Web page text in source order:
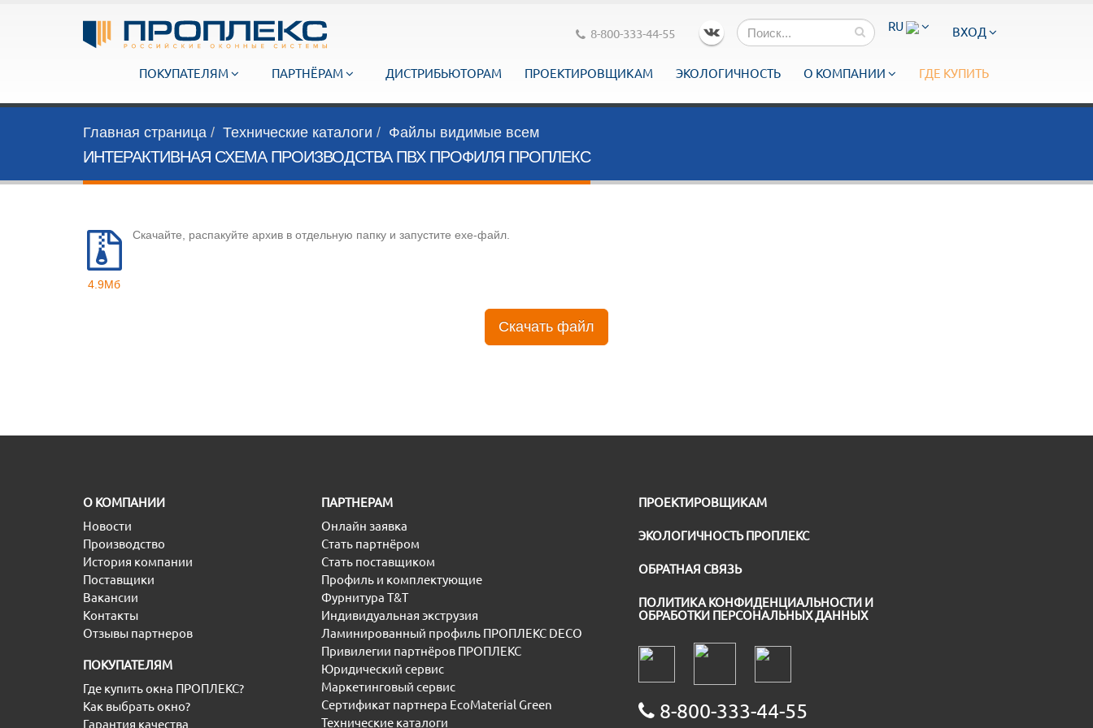
RU ВХОД
8-800-333-44-55
ПОКУПАТЕЛЯМ ПАРТНЁРАМ ДИСТРИБЬЮТОРАМ ПРОЕКТИРОВЩИКАМ ЭКОЛОГИЧНОСТЬ О КОМПАНИИ ГДЕ КУПИТЬ
Главная страница Технические каталоги Файлы видимые всем
ИНТЕРАКТИВНАЯ СХЕМА ПРОИЗВОДСТВА ПВХ ПРОФИЛЯ ПРОПЛЕКС
4.9Мб
Скачайте, распакуйте архив в отдельную папку и запустите exe-файл.
Скачать файл
O КОМПАНИИ
Новости
Производство
История компании
Поставщики
Вакансии
Контакты
Отзывы партнеров
ПОКУПАТЕЛЯМ
Где купить окна ПРОПЛЕКС?
Как выбрать окно?
Гарантия качества
ПАРТНЕРАМ
Онлайн заявка
Стать партнёром
Стать поставщиком
Профиль и комплектующие
Фурнитура T&T
Индивидуальная экструзия
Ламинированный профиль ПРОПЛЕКС DECO
Привилегии партнёров ПРОПЛЕКС
Юридический сервис
Маркетинговый сервис
Сертификат партнера EcoMaterial Green
Технические каталоги
ПРОЕКТИРОВЩИКАМ
ЭКОЛОГИЧНОСТЬ ПРОПЛЕКС
ОБРАТНАЯ СВЯЗЬ
ПОЛИТИКА КОНФИДЕНЦИАЛЬНОСТИ И
ОБРАБОТКИ ПЕРСОНАЛЬНЫХ ДАННЫХ
8-800-333-44-55